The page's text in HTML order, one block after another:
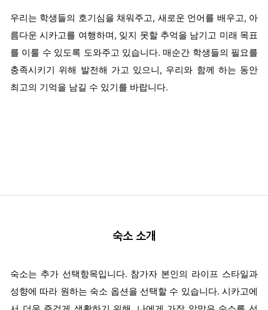
우리는 학생들의 호기심을 채워주고, 새로운 언어를 배우고, 아
름다운 시카고를 여행하며, 잊지 못할 추억을 남기고 미래 목표
를 이룰 수 있도록 도와주고 있습니다. 매순간 학생들의 필요를
충족시키기 위해 발전해 가고 있으니, 우리와 함께 하는 동안
최고의 기억을 남길 수 있기를 바랍니다.
숙소 소개
숙소는 추가 선택항목입니다. 참가자 본인의 라이프 스타일과
성향에 따라 원하는 숙소 옵션을 선택할 수 있습니다. 시카고에